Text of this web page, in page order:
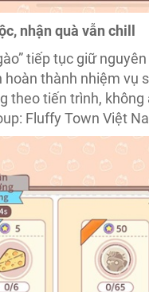
nhận quà vẫn chill
tiếp tục giữ
thành nhiệm vụ
theo tiến trình,
Fluffy Town Việt